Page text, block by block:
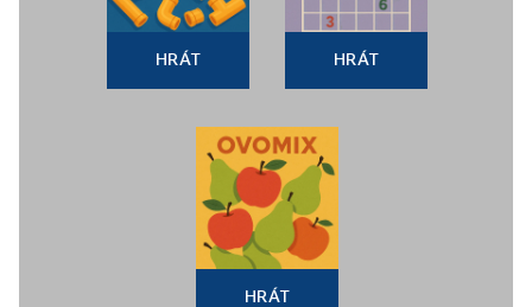
HRÁT HRÁT
HRÁT